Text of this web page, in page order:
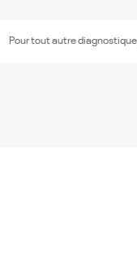
Pour tout autre